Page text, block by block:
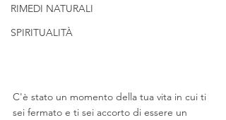
RIMEDI NATURALI
SPIRITUALITÀ
C'è stato un momento della tua vita in cui ti
sei fermato e ti sei accorto di essere un